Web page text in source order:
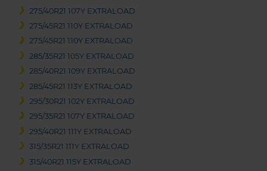
275/40R21 107Y EXTRALOAD
275/45R21 110Y EXTRALOAD
275/45R21 110Y EXTRALOAD
285/35R21 105Y EXTRALOAD
285/40R21 109Y EXTRALOAD
285/45R21 113Y EXTRALOAD
295/30R21 102Y EXTRALOAD
295/35R21 107Y EXTRALOAD
295/40R21 111Y EXTRALOAD
315/35R21 111Y EXTRALOAD
315/40R21 115Y EXTRALOAD